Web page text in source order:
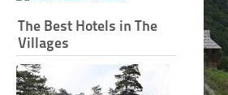
The Best Hotels in The
Villages